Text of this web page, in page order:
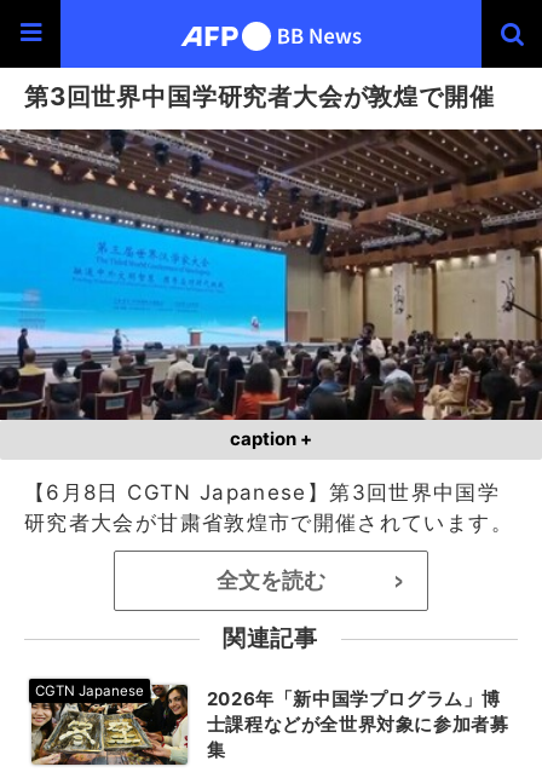
第3回世界中国学研究者大会が敦煌で開催
caption +
【6月8日 CGTN Japanese】第3回世界中国学
研究者大会が甘粛省敦煌市で開催されています。
全文を読む >
関連記事
2026年「新中国学プログラム」博
士課程などが全世界対象に参加者募
集